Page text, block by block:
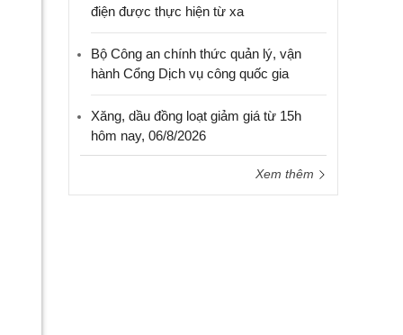
điện được thực hiện từ xa
Bộ Công an chính thức quản lý, vận
hành Cổng Dịch vụ công quốc gia
Xăng, dầu đồng loạt giảm giá từ 15h
hôm nay, 06/8/2026
Xem thêm